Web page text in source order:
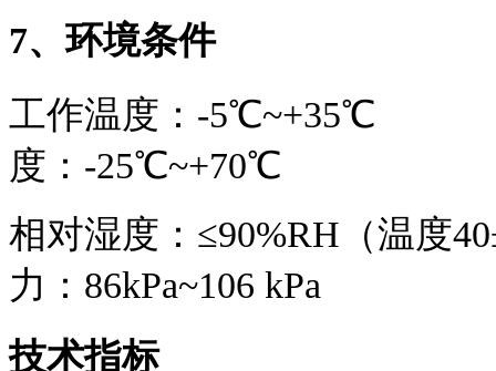
7、环境条件
工作温度：-
度：-25℃~+70℃
相对湿度：
力：86kPa~106 kPa
技术指标